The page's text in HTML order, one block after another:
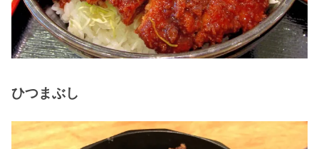
ひつまぶし